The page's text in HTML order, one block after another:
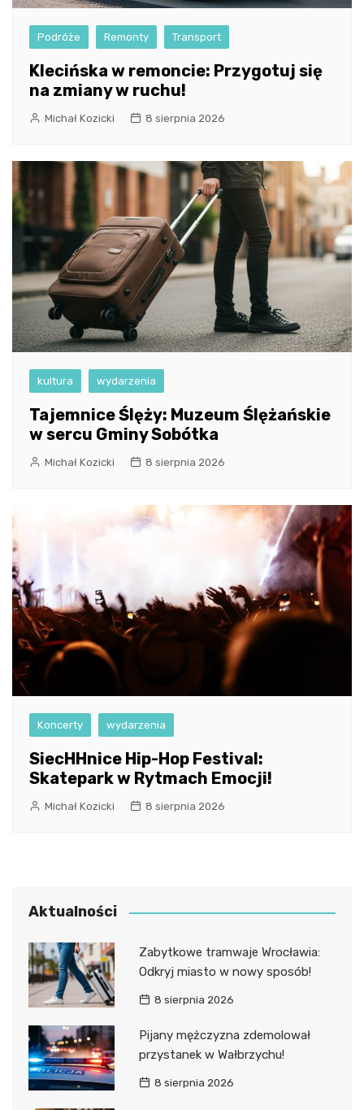
Podróże Remonty Transport
Klecińska w remoncie: Przygotuj się
na zmiany w ruchu!
Michał Kozicki 8 sierpnia 2026
kultura wydarzenia
Tajemnice Ślęży: Muzeum Ślężańskie
w sercu Gminy Sobótka
Michał Kozicki 8 sierpnia 2026
Koncerty wydarzenia
SiecHHnice Hip-Hop Festival:
Skatepark w Rytmach Emocji!
Michał Kozicki 8 sierpnia 2026
Aktualności
Zabytkowe tramwaje Wrocławia:
Odkryj miasto w nowy sposób!
8 sierpnia 2026
Pijany mężczyzna zdemolował
przystanek w Wałbrzychu!
8 sierpnia 2026